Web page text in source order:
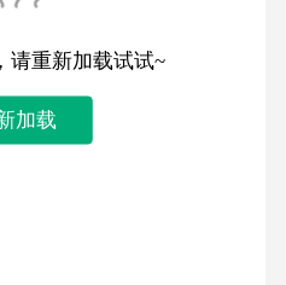
请重新加载试试~
加载